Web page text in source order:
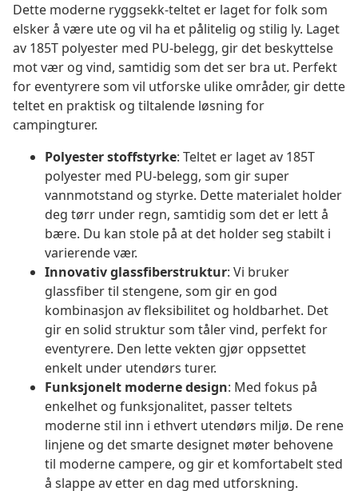
Dette moderne ryggsekk-teltet er laget for folk som
elsker å være ute og vil ha et pålitelig og stilig ly. Laget
av 185T polyester med PU-belegg, gir det beskyttelse
mot vær og vind, samtidig som det ser bra ut. Perfekt
for eventyrere som vil utforske ulike områder, gir dette
teltet en praktisk og tiltalende løsning for
campingturer.
Polyester stoffstyrke: Teltet er laget av 185T
polyester med PU-belegg, som gir super
vannmotstand og styrke. Dette materialet holder
deg tørr under regn, samtidig som det er lett å
bære. Du kan stole på at det holder seg stabilt i
varierende vær.
Innovativ glassfiberstruktur: Vi bruker
glassfiber til stengene, som gir en god
kombinasjon av fleksibilitet og holdbarhet. Det
gir en solid struktur som tåler vind, perfekt for
eventyrere. Den lette vekten gjør oppsettet
enkelt under utendørs turer.
Funksjonelt moderne design: Med fokus på
enkelhet og funksjonalitet, passer teltets
moderne stil inn i ethvert utendørs miljø. De rene
linjene og det smarte designet møter behovene
til moderne campere, og gir et komfortabelt sted
å slappe av etter en dag med utforskning.